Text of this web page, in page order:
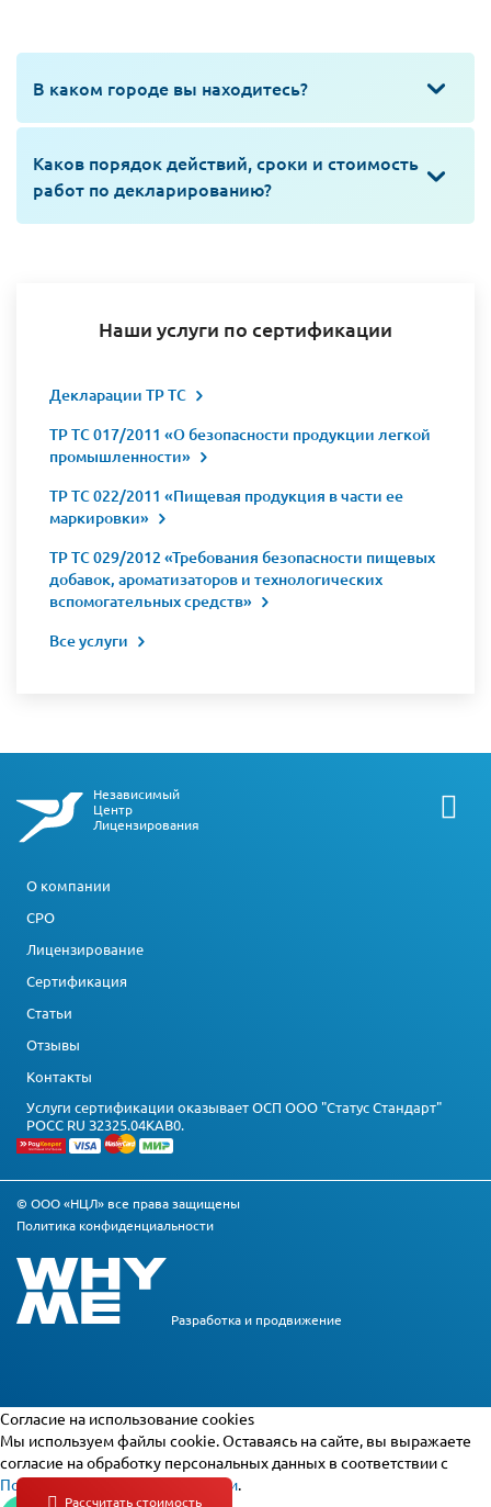
В каком городе вы находитесь?
Каков порядок действий, сроки и стоимость
работ по декларированию?
Наши услуги по сертификации
Декларации ТР ТС
ТР ТС 017/2011 «О безопасности продукции легкой
промышленности»
ТР ТС 022/2011 «Пищевая продукция в части ее
маркировки»
ТР ТС 029/2012 «Требования безопасности пищевых
добавок, ароматизаторов и технологических
вспомогательных средств»
Все услуги
Независимый
Центр
Лицензирования
О компании
СРО
Лицензирование
Сертификация
Статьи
Отзывы
Контакты
Услуги сертификации оказывает ОСП ООО "Статус Стандарт"
РОСС RU З2325.04КАВ0.
© ООО «НЦЛ» все права защищены
Политика конфиденциальности
Разработка и продвижение
Cогласие на использование cookies
Мы используем файлы cookie. Оставаясь на сайте, вы выражаете
согласие на обработку персональных данных в соответствии с
Политикой конфиденциальности.